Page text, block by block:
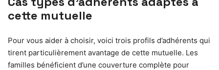
cette mutuelle
Pour vous aider à choisir, voici trois profils d’adhérents qui
tirent particulièrement avantage de cette mutuelle. Les
familles bénéficient d’une couverture complète pour